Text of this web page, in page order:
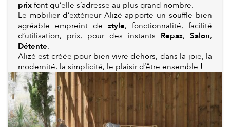
prix font qu’elle s’adresse au plus grand nombre.
Le mobilier d’extérieur Alizé apporte un souffle bien
agréable empreint de style, fonctionnalité, facilité
d’utilisation, prix, pour des instants Repas, Salon,
Détente.
Alizé est créée pour bien vivre dehors, dans la joie, la
modernité, la simplicité, le plaisir d’être ensemble !